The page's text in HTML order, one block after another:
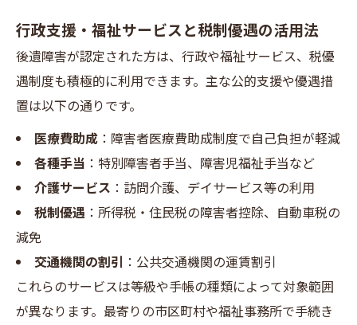
行政支援・福祉サービスと税制優遇の活用法
後遺障害が認定された方は、行政や福祉サービス、税優
遇制度も積極的に利用できます。主な公的支援や優遇措
置は以下の通りです。
医療費助成：障害者医療費助成制度で自己負担が軽減
各種手当 ：特別障害者手当、障害児福祉手当など
介護サービス ：訪問介護、デイサービス等の利用
税制優遇：所得税・住民税の障害者控除、自動車税の
減免
交通機関の割引 ：公共交通機関の運賃割引
これらのサービスは等級や手帳の種類によって対象範囲
が異なります。最寄りの市区町村や福祉事務所で手続き